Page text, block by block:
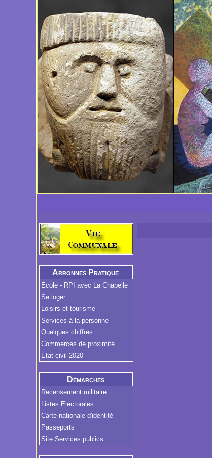
Arronnes Pratique
Ecole - RPI avec La Chapelle
Se loger
Loisirs et tourisme
Services à la personne
Quelques chiffres
Commerces de proximité
Etat civil 2020
Démarches
Administratives
Recensement militaire
Listes Electorales
Carte nationale d'identité
Passeports
Site Services publics